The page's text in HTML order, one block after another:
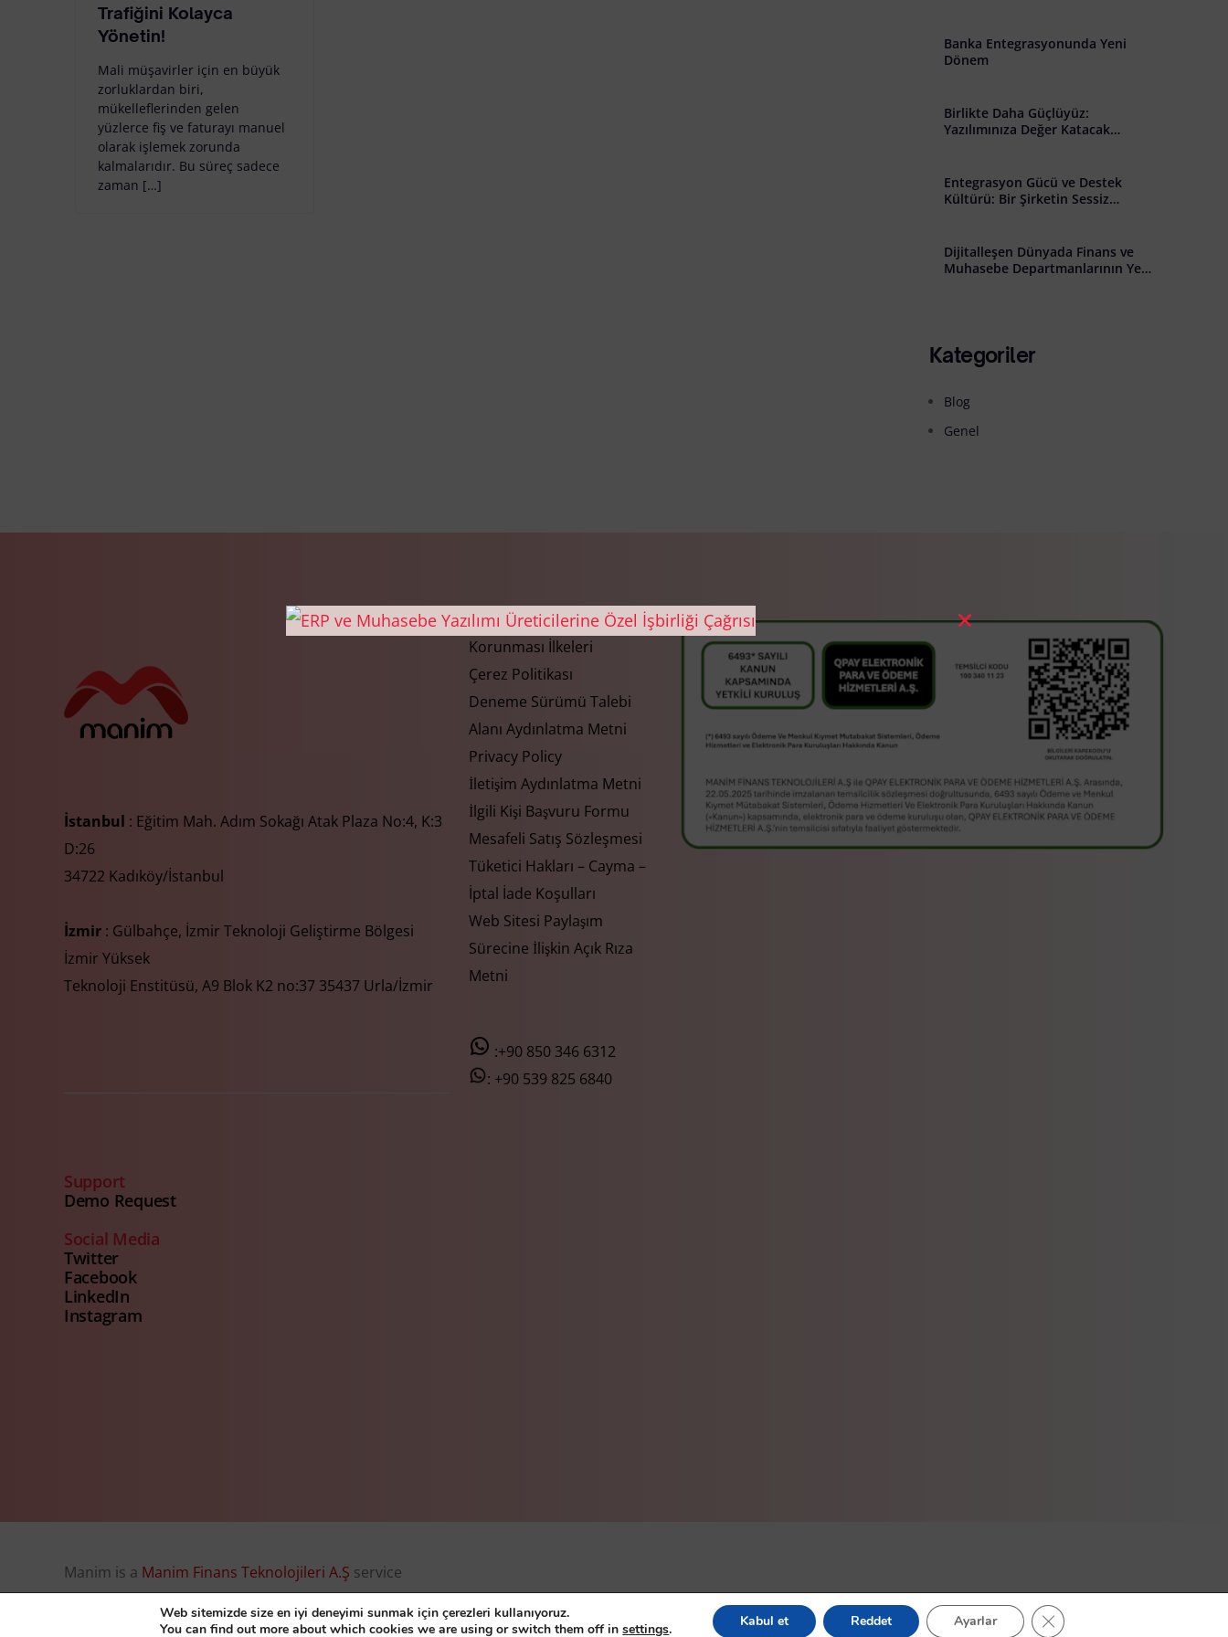
Trafiğini Kolayca
Yönetin!
Mali müşavirler için en büyük
zorluklardan biri,
mükelleflerinden gelen
yüzlerce fiş ve faturayı manuel
olarak işlemek zorunda
kalmalarıdır. Bu süreç sadece
zaman […]
Banka Entegrasyonunda Yeni
Dönem
Birlikte Daha Güçlüyüz:
Yazılımınıza Değer Katacak
Entegrasyon Gücü ve Destek
Kültürü: Bir Şirketin Sessiz
Dijitalleşen Dünyada Finans ve
Muhasebe Departmanlarının Yeni
Kategoriler
Blog
Genel
İstanbul : Eğitim Mah. Adım Sokağı Atak Plaza No:4, K:3
D:26
34722 Kadıköy/İstanbul
İzmir : Gülbahçe, İzmir Teknoloji Geliştirme Bölgesi
İzmir Yüksek
Teknoloji Enstitüsü, A9 Blok K2 no:37 35437 Urla/İzmir
Support
Demo Request
Social Media
Twitter
Facebook
LinkedIn
Instagram
Gizlilik ve Kişisel Verilerin
Korunması İlkeleri
Çerez Politikası
Deneme Sürümü Talebi
Alanı Aydınlatma Metni
Privacy Policy
İletişim Aydınlatma Metni
İlgili Kişi Başvuru Formu
Mesafeli Satış Sözleşmesi
Tüketici Hakları – Cayma –
İptal İade Koşulları
Web Sitesi Paylaşım
Sürecine İlişkin Açık Rıza
Metni
:+90 850 346 6312
: +90 539 825 6840
Manim is a Manim Finans Teknolojileri A.Ş service
© Manim Finans Teknolojileri A.Ş. 2026, all right reserved
Web sitemizde size en iyi deneyimi sunmak için çerezleri kullanıyoruz.
You can find out more about which cookies we are using or switch them off insettings. Kabul et Reddet Ayarlar GDPR çerez şeridini kapat